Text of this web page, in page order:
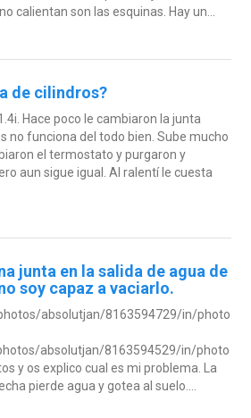
calientan son las esquinas. Hay un...
de cilindros?
Hace poco le cambiaron la junta
no funciona del todo bien. Sube mucho
el termostato y purgaron y
aun sigue igual. Al ralentí le cuesta
junta en la salida de agua de
soy capaz a vaciarlo.
absolutjan/8163594729/in/photo
absolutjan/8163594529/in/photo
y os explico cual es mi problema. La
pierde agua y gotea al suelo....